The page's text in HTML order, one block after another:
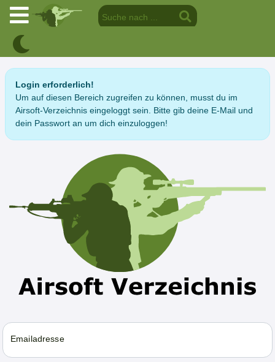
Login erforderlich!
Um auf diesen Bereich zugreifen zu können, musst du im
Airsoft-Verzeichnis eingeloggt sein. Bitte gib deine E-Mail und
dein Passwort an um dich einzuloggen!
Emailadresse